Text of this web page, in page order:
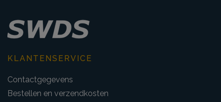
KLANTENSERVICE
Contactgegevens
Bestellen en verzendkosten